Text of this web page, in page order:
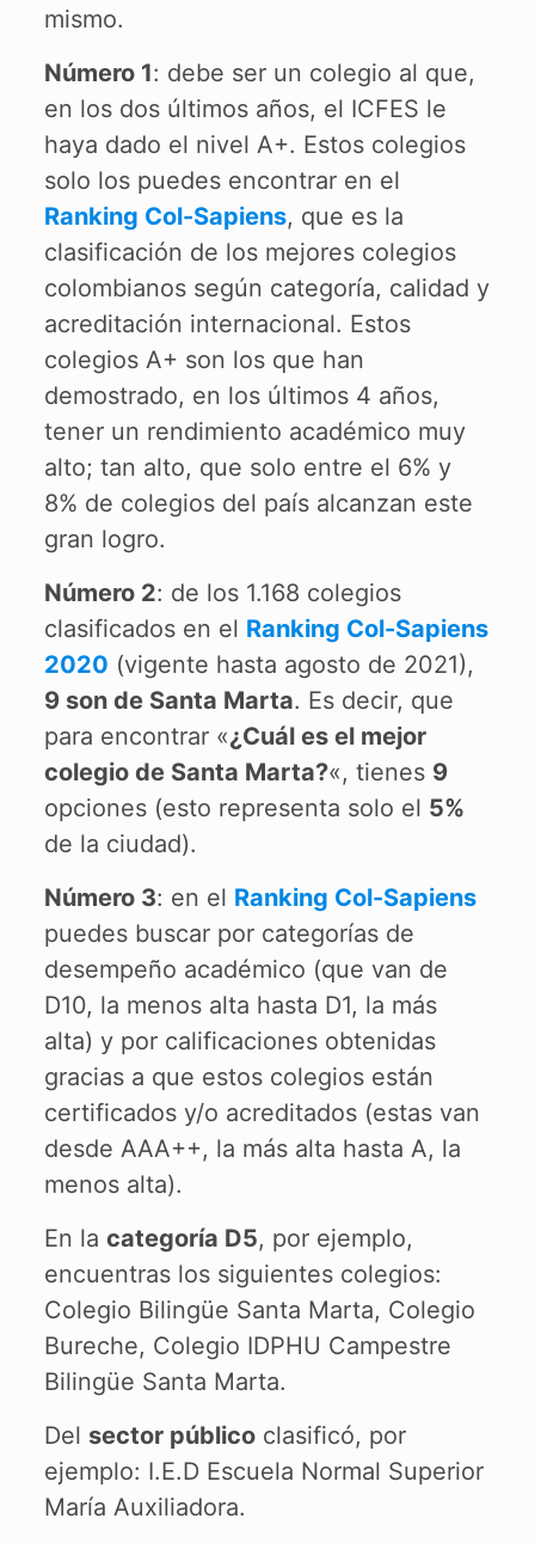
mismo.
Número 1: debe ser un colegio al que,
en los dos últimos años, el ICFES le
haya dado el nivel A+. Estos colegios
solo los puedes encontrar en el
Ranking Col-Sapiens, que es la
clasificación de los mejores colegios
colombianos según categoría, calidad y
acreditación internacional. Estos
colegios A+ son los que han
demostrado, en los últimos 4 años,
tener un rendimiento académico muy
alto; tan alto, que solo entre el 6% y
8% de colegios del país alcanzan este
gran logro.
Número 2: de los 1.168 colegios
clasificados en el Ranking Col-Sapiens
2020 (vigente hasta agosto de 2021),
9 son de Santa Marta. Es decir, que
para encontrar «¿Cuál es el mejor
colegio de Santa Marta?«, tienes 9
opciones (esto representa solo el 5%
de la ciudad).
Número 3: en el Ranking Col-Sapiens
puedes buscar por categorías de
desempeño académico (que van de
D10, la menos alta hasta D1, la más
alta) y por calificaciones obtenidas
gracias a que estos colegios están
certificados y/o acreditados (estas van
desde AAA++, la más alta hasta A, la
menos alta).
En la categoría D5, por ejemplo,
encuentras los siguientes colegios:
Colegio Bilingüe Santa Marta, Colegio
Bureche, Colegio IDPHU Campestre
Bilingüe Santa Marta.
Del sector públicoclasificó, por
ejemplo: I.E.D Escuela Normal Superior
María Auxiliadora.